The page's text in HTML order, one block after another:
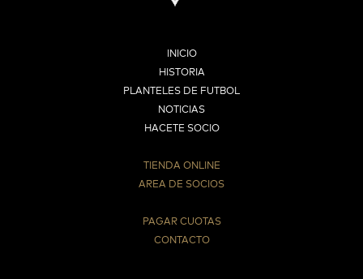
INICIO
HISTORIA
PLANTELES DE FUTBOL
NOTICIAS
HACETE SOCIO
TIENDA ONLINE
AREA DE SOCIOS
PAGAR CUOTAS
CONTACTO